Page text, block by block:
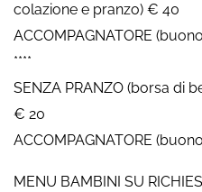
colazione e pranzo) € 40
ACCOMPAGNATORE
****
SENZA PRANZO (borsa di
€ 20
ACCOMPAGNATORE
MENU BAMBINI SU